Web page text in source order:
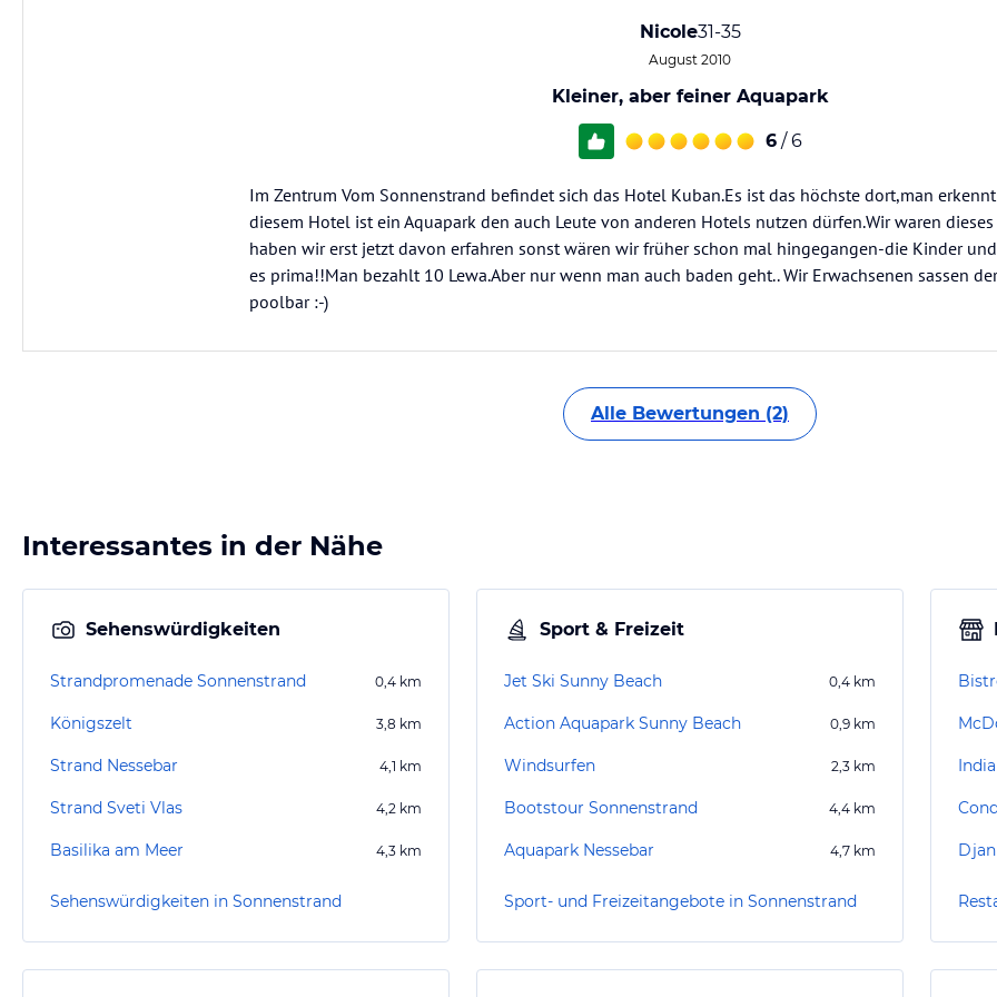
Nicole31-35
August 2010
Kleiner, aber feiner Aquapark
6 / 6
Im Zentrum Vom Sonnenstrand befindet sich das Hotel Kuban.Es ist das höchste dort,man
diesem Hotel ist ein Aquapark den auch Leute von anderen Hotels nutzen dürfen.Wir waren
haben wir erst jetzt davon erfahren sonst wären wir früher schon mal hingegangen-die Kinder
es prima!!Man bezahlt 10 Lewa.Aber nur wenn man auch baden geht.. Wir Erwachsenen sassen
poolbar :-)
Alle Bewertungen (2)
Interessantes in der Nähe
Sehenswürdigkeiten
Strandpromenade Sonnenstrand 0,4 km
Königszelt 3,8 km
Strand Nessebar 4,1 km
Strand Sveti Vlas 4,2 km
Basilika am Meer 4,3 km
Sehenswürdigkeiten in Sonnenstrand
Sport & Freizeit
Jet Ski Sunny Beach 0,4 km
Action Aquapark Sunny Beach 0,9 km
Windsurfen 2,3 km
Bootstour Sonnenstrand 4,4 km
Aquapark Nessebar 4,7 km
Sport- und Freizeitangebote in Sonnenstrand